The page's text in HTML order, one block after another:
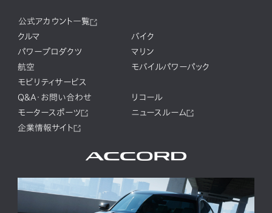
公式アカウント一覧
クルマ
バイク
パワープロダクツ
マリン
航空
モバイルパワーパック
モビリティサービス
Q&A・お問い合わせ
リコール
モータースポーツ
ニュースルーム
企業情報サイト